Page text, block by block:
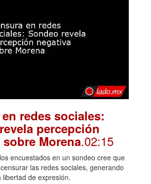
redes sociales:
percepción
Morena.02:15
encuestados en un sondeo cree que
las redes sociales, generando
de expresión.